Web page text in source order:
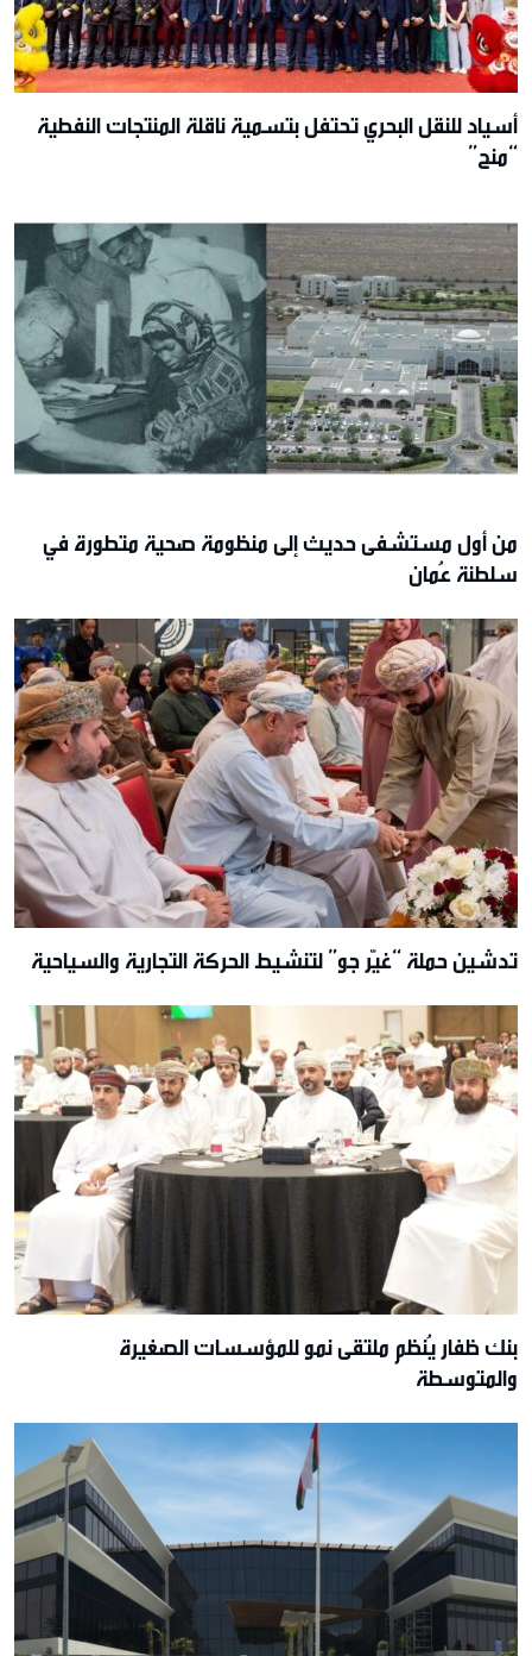
أسياد للنقل البحري تحتفل بتسمية ناقلة المنتجات النفطية
“منح”
من أول مستشفى حديث إلى منظومة صحية متطورة في
سلطنة عُمان
تدشين حملة “غيّر جو” لتنشيط الحركة التجارية والسياحية
بنك ظفار يُنظم ملتقى نمو للمؤسسات الصغيرة
والمتوسطة